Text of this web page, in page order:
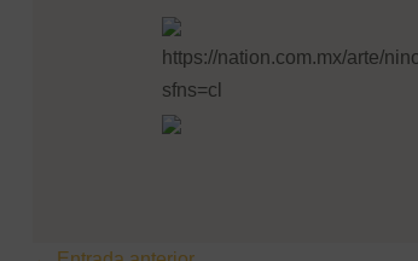
https://nation.com.mx/arte/
sfns=cl